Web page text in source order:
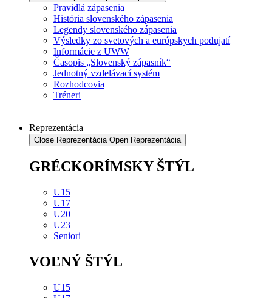
Pravidlá zápasenia
História slovenského zápasenia
Legendy slovenského zápasenia
Výsledky zo svetových a európskych podujatí
Informácie z UWW
Časopis „Slovenský zápasník“
Jednotný vzdelávací systém
Rozhodcovia
Tréneri
Reprezentácia
Close Reprezentácia Open Reprezentácia
GRÉCKORÍMSKY ŠTÝL
U15
U17
U20
U23
Seniori
VOĽNÝ ŠTÝL
U15